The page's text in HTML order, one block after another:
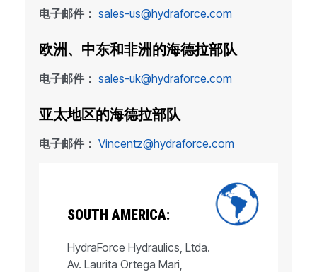
电子邮件： sales-us@hydraforce.com
欧洲、中东和非洲的海德拉部队
电子邮件： sales-uk@hydraforce.com
亚太地区的海德拉部队
电子邮件： Vincentz@hydraforce.com
SOUTH AMERICA:
HydraForce Hydraulics, Ltda.
Av. Laurita Ortega Mari,